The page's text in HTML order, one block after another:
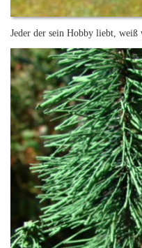
Jeder der sein Hobby liebt, weiß